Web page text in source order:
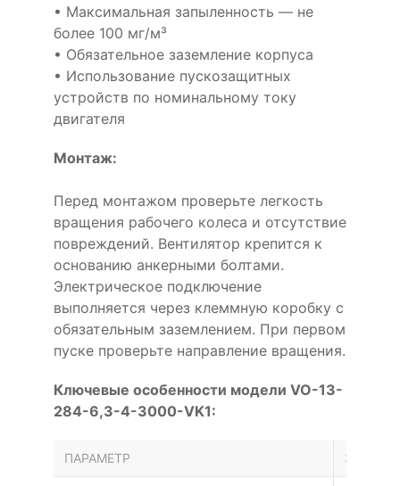
• Максимальная запыленность — не
более 100 мг/м³
• Обязательное заземление корпуса
• Использование пускозащитных
устройств по номинальному току
двигателя
Монтаж:
Перед монтажом проверьте легкость
вращения рабочего колеса и отсутствие
повреждений. Вентилятор крепится к
основанию анкерными болтами.
Электрическое подключение
выполняется через клеммную коробку с
обязательным заземлением. При первом
пуске проверьте направление вращения.
Ключевые особенности модели VO-13-
284-6,3-4-3000-VK1:
ПАРАМЕТР